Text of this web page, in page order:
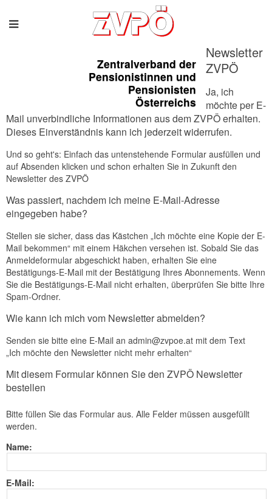
Zentralverband der
Pensionistinnen und
Pensionisten
Österreichs
Newsletter
ZVPÖ
Ja, ich
möchte per E-
Mail unverbindliche Informationen aus dem ZVPÖ erhalten.
Dieses Einverständnis kann ich jederzeit widerrufen.
Und so geht's: Einfach das untenstehende Formular ausfüllen und
auf Absenden klicken und schon erhalten Sie in Zukunft den
Newsletter des ZVPÖ
Was passiert, nachdem ich meine E-Mail-Adresse
eingegeben habe?
Stellen sie sicher, dass das Kästchen „Ich möchte eine Kopie der E-
Mail bekommen“ mit einem Häkchen versehen ist. Sobald Sie das
Anmeldeformular abgeschickt haben, erhalten Sie eine
Bestätigungs-E-Mail mit der Bestätigung Ihres Abonnements. Wenn
Sie die Bestätigungs-E-Mail nicht erhalten, überprüfen Sie bitte Ihre
Spam-Ordner.
Wie kann ich mich vom Newsletter abmelden?
Senden sie bitte eine E-Mail an admin@zvpoe.at mit dem Text
„Ich möchte den Newsletter nicht mehr erhalten“
Mit diesem Formular können Sie den ZVPÖ Newsletter
bestellen
Bitte füllen Sie das Formular aus. Alle Felder müssen ausgefüllt
werden.
Name:
E-Mail: